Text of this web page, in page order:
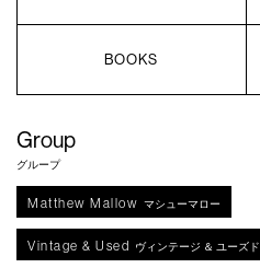
BOOKS
Group
グループ
Matthew Mallow マシューマロー
Vintage & Used ヴィンテージ ＆ ユーズド